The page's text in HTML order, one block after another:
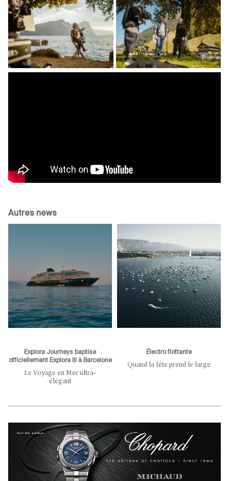
Autres news
Explora Journeys baptise
officiellement Explora III à Barcelone
Le Voyage en Mer ultra-
élégant
Électro flottante
Quand la fête prend le large